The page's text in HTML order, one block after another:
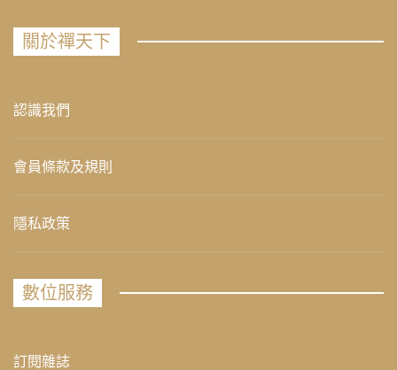
關於禪天下
認識我們
會員條款及規則
隱私政策
數位服務
訂閱雜誌